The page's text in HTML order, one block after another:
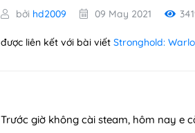
bởi hd2009 09 May 2021
được liên kết với bài viết Stronghold:
Trước giờ không cài steam, hôm nay e